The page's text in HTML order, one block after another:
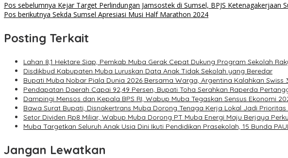
Pos sebelumnya Kejar Target Perlindungan Jamsostek di Sumsel, BPJS Ketenagakerjaan
Pos berikutnya Sekda Sumsel Apresiasi Musi Half Marathon 2024
Posting Terkait
Lahan 8,1 Hektare Siap, Pemkab Muba Gerak Cepat Dukung Program Sekolah
Disdikbud Kabupaten Muba Luruskan Data Anak Tidak Sekolah yang Beredar
Bupati Muba Nobar Piala Dunia 2026 Bersama Warga, Argentina Kalahkan Swiss
Pendapatan Daerah Capai 92,49 Persen, Bupati Toha Serahkan Raperda
Dampingi Mensos dan Kepala BPS RI, Wabup Muba Tegaskan Sensus Ekonomi
Bawa Surat Bupati, Disnakertrans Muba Dorong Tenaga Kerja Lokal Jadi Prioritas
Setor Dividen Rp8 Miliar, Wabup Muba Dorong PT Muba Energi Maju Berjaya
Muba Targetkan Seluruh Anak Usia Dini Ikuti Pendidikan Prasekolah, 15 Bunda
Jangan Lewatkan